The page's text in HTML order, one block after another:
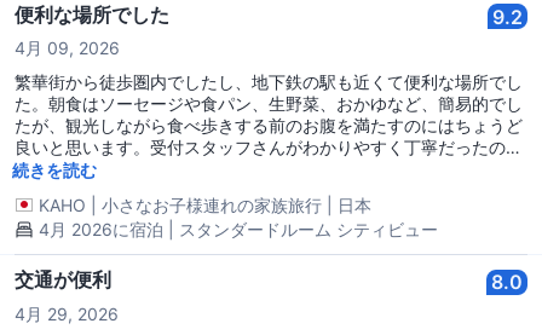
便利な場所でした 9.2
4月 09, 2026
繁華街から徒歩圏内でしたし、地下鉄の駅も近くて便利な場所でし
た。朝食はソーセージや食パン、生野菜、おかゆなど、簡易的でし
たが、観光しながら食べ歩きする前のお腹を満たすのにはちょうど
良いと思います。受付スタッフさんがわかりやすく丁寧だったのが
良かったです。
続きを読む
KAHO
小さなお子様連れの家族旅行
日本
4月 2026に宿泊 | スタンダードルーム シティビュー
交通が便利 8.0
4月 29, 2026